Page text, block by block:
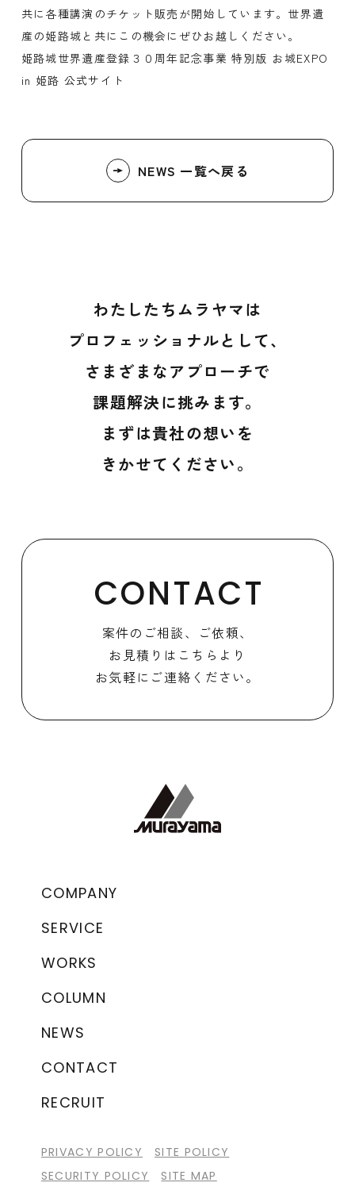
共に各種講演のチケット販売が開始しています。世界遺
産の姫路城と共にこの機会にぜひお越しください。
姫路城世界遺産登録３０周年記念事業 特別版 お城EXPO
in 姫路 公式サイト
NEWS 一覧へ戻る
わたしたちムラヤマは
プロフェッショナルとして、
さまざまなアプローチで
課題解決に挑みます。
まずは貴社の想いを
きかせてください。
CONTACT
案件のご相談、ご依頼、
お見積りはこちらより
お気軽にご連絡ください。
COMPANY
SERVICE
WORKS
COLUMN
NEWS
CONTACT
RECRUIT
PRIVACY POLICY
SITE POLICY
SECURITY POLICY
SITE MAP